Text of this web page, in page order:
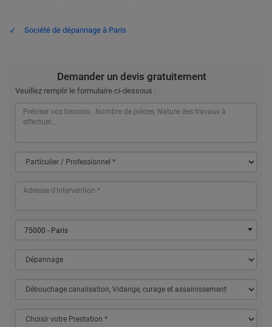
Société de dépannage à Paris
Demander un devis gratuitement
Veuillez remplir le formulaire ci-dessous :
75000 - Paris